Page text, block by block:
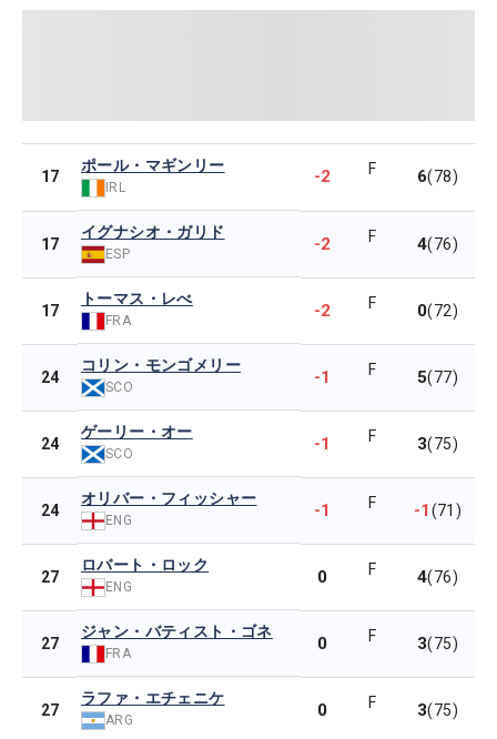
17
ポール・マギンリー
IRL
-2 F 6(78)
17
イグナシオ・ガリド
ESP -2 F 4(76)
17
トーマス・レべ
FRA -2 F 0(72)
24
コリン・モンゴメリー
SCO -1 F 5(77)
24
ゲーリー・オー
SCO -1 F 3(75)
24
オリバー・フィッシャー
ENG -1 F -1(71)
27
ロバート・ロック
ENG 0 F 4(76)
27
ジャン・バティスト・ゴネ
FRA 0 F 3(75)
27
ラファ・エチェニケ
ARG 0 F 3(75)